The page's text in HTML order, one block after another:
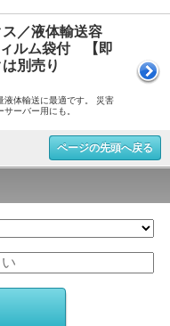
／液体輸送容
ルム袋付 【即
別売り
液体輸送に最適です。 災害
ーバー用にも。
ページの先頭へ戻る